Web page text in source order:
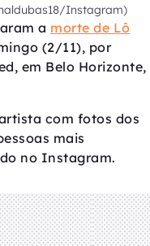
Instagram)
a morte de Lô
(2/11), por
em Belo Horizonte,
com fotos dos
mais
no Instagram.